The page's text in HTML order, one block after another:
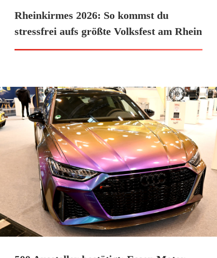
Rheinkirmes 2026: So kommst du
stressfrei aufs größte Volksfest am Rhein